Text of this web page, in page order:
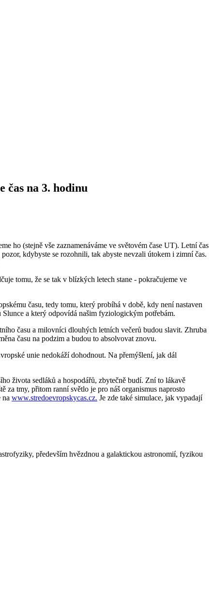
čas na 3. hodinu
ho (stejně vše zaznamenáváme ve světovém čase UT). Letní čas
kdybyste se rozohnili, tak abyste nevzali útokem i zimní čas.
tomu, že se tak v blízkých letech stane - pokračujeme ve
času, tedy tomu, který probíhá v době, kdy není nastaven
a který odpovídá našim fyziologickým potřebám.
času a milovníci dlouhých letních večerů budou slavit. Zhruba
času na podzim a budou to absolvovat znovu.
unie nedokáží dohodnout. Na přemýšlení, jak dál
života sedláků a hospodářů, zbytečně budí. Zní to lákavě
za tmy, přitom ranní světlo je pro náš organismus naprosto
na www.stredoevropskycas.cz. Je zde také simulace, jak vypadají
především hvězdnou a galaktickou astronomií, fyzikou